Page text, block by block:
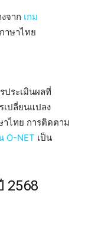
จาก เกม
าษาไทย
ประเมินผลที่
เปลี่ยนแปลง
ไทย การติดตาม
O-NET เป็น
2568